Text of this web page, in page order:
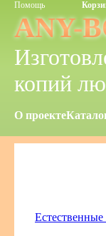
Помощь
ANY-
копий
О проекте
Естественные